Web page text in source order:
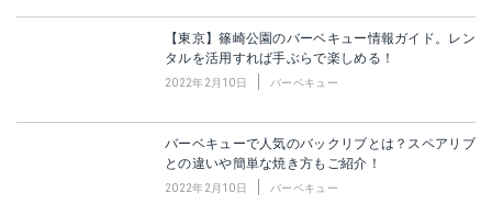
【東京】篠崎公園のバーベキュー情報ガイド。レン
タルを活用すれば手ぶらで楽しめる！
2022年2月10日 バーベキュー
バーベキューで人気のバックリブとは？スペアリブ
との違いや簡単な焼き方もご紹介！
2022年2月10日 バーベキュー